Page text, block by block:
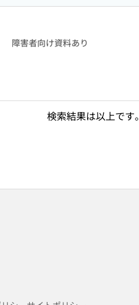
障害者向け資料あり
検索結果は以上です。